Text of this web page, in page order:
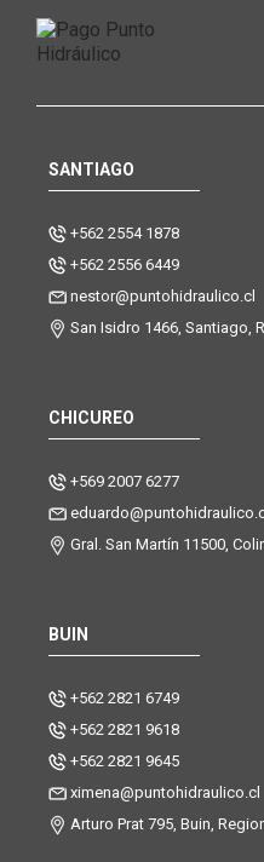
SANTIAGO
+562 2554 1878
+562 2556 6449
nestor@puntohidraulico.cl
San Isidro 1466, Santiago,
CHICUREO
+569 2007 6277
Gral. San Martín 11500,
BUIN
+562 2821 6749
+562 2821 9618
+562 2821 9645
ximena@puntohidraulico.cl
Arturo Prat 795, Buin,